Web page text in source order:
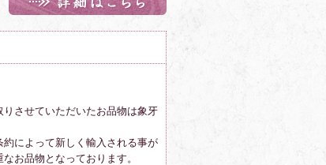
させていただいたお品物は象牙
によって新しく輸入される事が
お品物となっております。